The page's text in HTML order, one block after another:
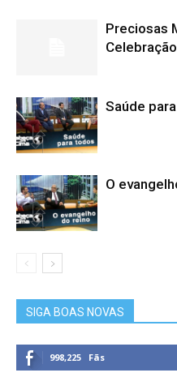
Preciosas
Celebração
Saúde
O
SIGA BOAS NOVAS
998,225 Fãs